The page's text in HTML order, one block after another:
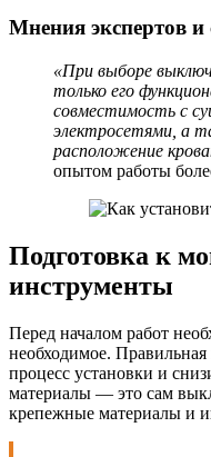
Мнения экспертов и
«При выборе
только его
совместимость с
электросетями, а
расположение
опытом работы
Подготовка к
инструменты
Перед началом работ
необходимое.
процесс установки и
материалы — это сам
крепежные материалы и